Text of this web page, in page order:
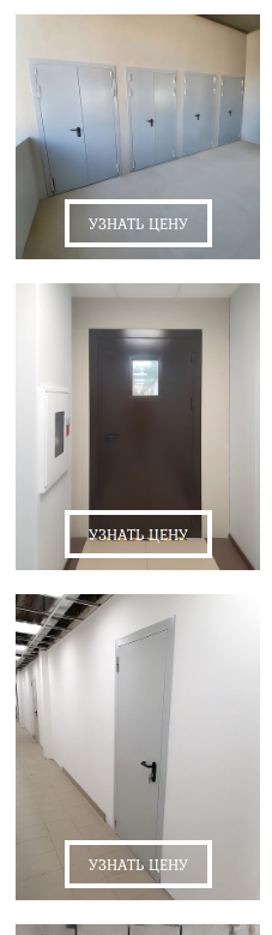
УЗНАТЬ ЦЕНУ
УЗНАТЬ ЦЕНУ
УЗНАТЬ ЦЕНУ